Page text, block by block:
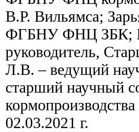
В.Р. Вильямса;
ФГБНУ ФНЦ ЗБК;
руководитель,
Л.В. – ведущий
старший научный
02.03.2021 г.